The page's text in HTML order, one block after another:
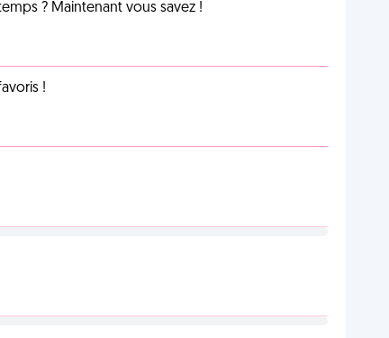
? Maintenant vous savez !
!